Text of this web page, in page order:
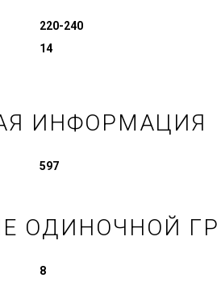
220-240
14
ИНФОРМАЦИЯ
597
ОДИНОЧНОЙ
8